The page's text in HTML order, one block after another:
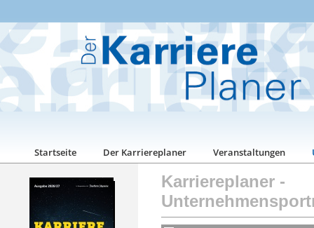
Startseite Der Karriereplaner Veranstaltungen
Karriereplaner -